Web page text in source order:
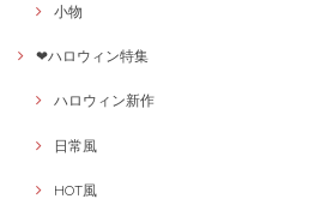
小物
❤ハロウィン特集
ハロウィン新作
日常風
HOT風